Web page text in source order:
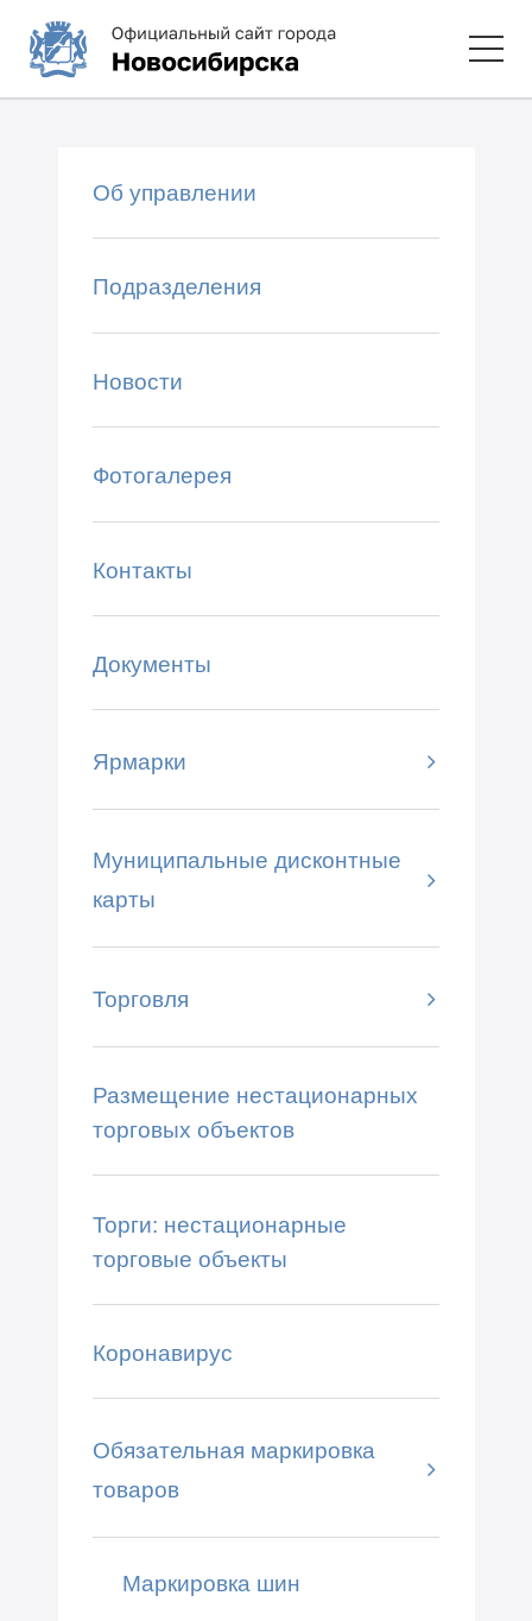
Об управлении
Подразделения
Новости
Фотогалерея
Контакты
Документы
Ярмарки
Муниципальные дисконтные
карты
Торговля
Размещение нестационарных
торговых объектов
Торги: нестационарные
торговые объекты
Коронавирус
Обязательная маркировка
товаров
Маркировка шин